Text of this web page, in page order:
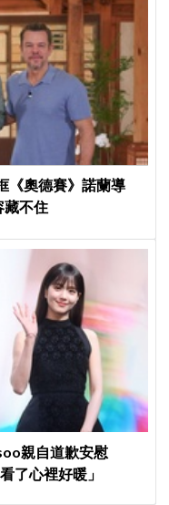
《奧德賽》諾蘭導
不住
親自道歉安慰
了心裡好暖」